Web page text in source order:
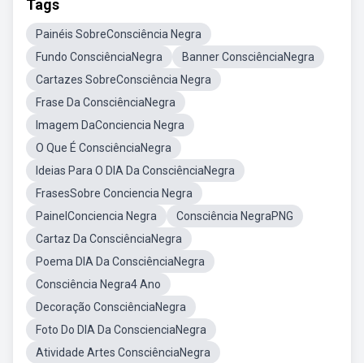
Tags
Painéis SobreConsciência Negra
Fundo ConsciênciaNegra
Banner ConsciênciaNegra
Cartazes SobreConsciência Negra
Frase Da ConsciênciaNegra
Imagem DaConciencia Negra
O Que É ConsciênciaNegra
Ideias Para O DIA Da ConsciênciaNegra
FrasesSobre Conciencia Negra
PainelConciencia Negra
Consciência NegraPNG
Cartaz Da ConsciênciaNegra
Poema DIA Da ConsciênciaNegra
Consciência Negra4 Ano
Decoração ConsciênciaNegra
Foto Do DIA Da ConscienciaNegra
Atividade Artes ConsciênciaNegra